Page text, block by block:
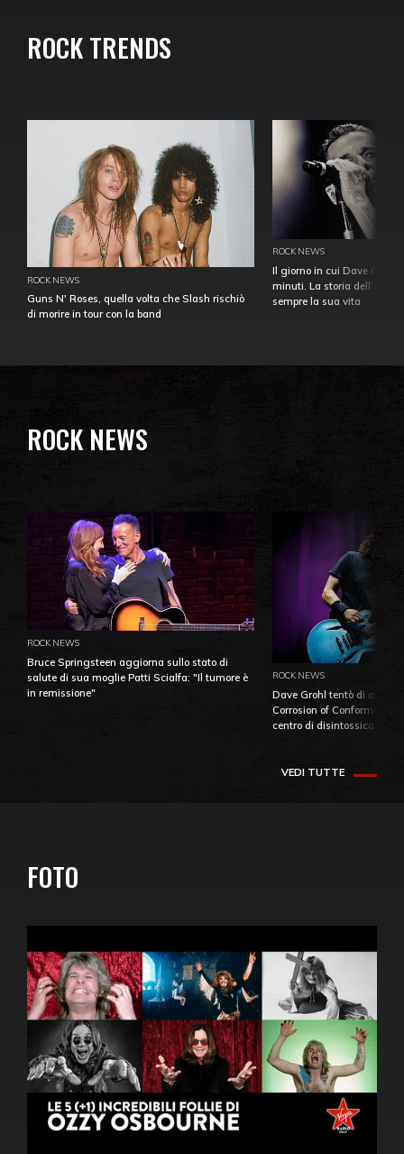
ROCK TRENDS
ROCK NEWS
Guns N' Roses, quella volta che Slash rischiò
di morire in tour con la band
ROCK NEWS
Il giorno in cui Dave
minuti. La storia
sempre la sua vita
ROCK NEWS
ROCK NEWS
Bruce Springsteen aggiorna sullo stato di
salute di sua moglie Patti Scialfa: "Il tumore è
in remissione"
ROCK NEWS
Dave Grohl tentò di
Corrosion of Conformity
centro di
VEDI TUTTE
FOTO